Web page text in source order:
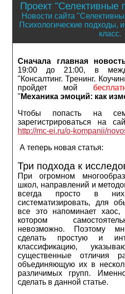
Проект "Селективные
Новости сайта
Психологические подходы,
класс.
Сначала главная
19:00 до 21:00, в
"Консалтинг. Тренинг.
пройдет мой
" Механика эмоций: как
Чтобы попасть на
зарегистрироваться на
http://mc-ei.ru/o-kompanii/
А теперь новая статья:
Три подхода к
При огромном
школ, направлений и
всегда просто в
систематизировать, для
все это напоминает хаос,
котором
невозможно. Поэтому
сделать простую и
классификацию,
существенные отличия
объединяющую их в
различимых групп.
сделать в данной статье.